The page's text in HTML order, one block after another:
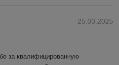
25.03.2025
за квалифицированную